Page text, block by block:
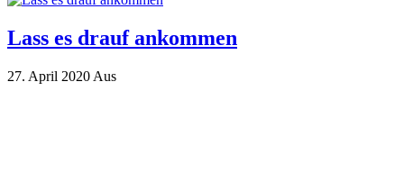
Lass es drauf ankommen
27. April 2020 Aus